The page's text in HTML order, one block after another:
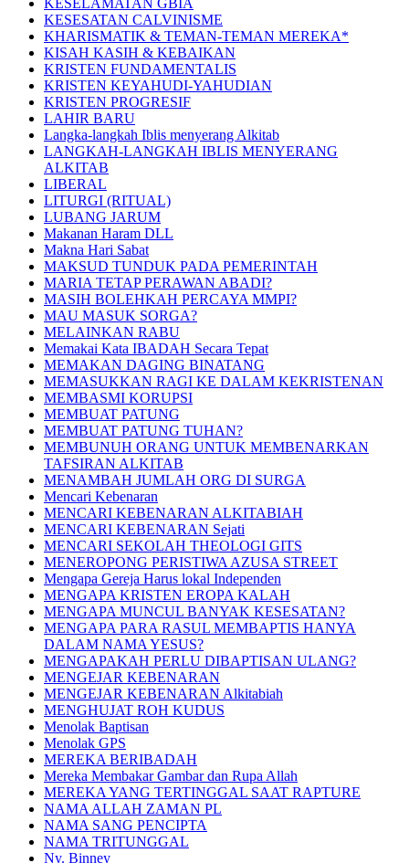
KESELAMATAN GBIA
KESESATAN CALVINISME
KHARISMATIK & TEMAN-TEMAN MEREKA*
KISAH KASIH & KEBAIKAN
KRISTEN FUNDAMENTALIS
KRISTEN KEYAHUDI-YAHUDIAN
KRISTEN PROGRESIF
LAHIR BARU
Langka-langkah Iblis menyerang Alkitab
LANGKAH-LANGKAH IBLIS MENYERANG
ALKITAB
LIBERAL
LITURGI (RITUAL)
LUBANG JARUM
Makanan Haram DLL
Makna Hari Sabat
MAKSUD TUNDUK PADA PEMERINTAH
MARIA TETAP PERAWAN ABADI?
MASIH BOLEHKAH PERCAYA MMPI?
MAU MASUK SORGA?
MELAINKAN RABU
Memakai Kata IBADAH Secara Tepat
MEMAKAN DAGING BINATANG
MEMASUKKAN RAGI KE DALAM KEKRISTENAN
MEMBASMI KORUPSI
MEMBUAT PATUNG
MEMBUAT PATUNG TUHAN?
MEMBUNUH ORANG UNTUK MEMBENARKAN
TAFSIRAN ALKITAB
MENAMBAH JUMLAH ORG DI SURGA
Mencari Kebenaran
MENCARI KEBENARAN ALKITABIAH
MENCARI KEBENARAN Sejati
MENCARI SEKOLAH THEOLOGI GITS
MENEROPONG PERISTIWA AZUSA STREET
Mengapa Gereja Harus lokal Independen
MENGAPA KRISTEN EROPA KALAH
MENGAPA MUNCUL BANYAK KESESATAN?
MENGAPA PARA RASUL MEMBAPTIS HANYA
DALAM NAMA YESUS?
MENGAPAKAH PERLU DIBAPTISAN ULANG?
MENGEJAR KEBENARAN
MENGEJAR KEBENARAN Alkitabiah
MENGHUJAT ROH KUDUS
Menolak Baptisan
Menolak GPS
MEREKA BERIBADAH
Mereka Membakar Gambar dan Rupa Allah
MEREKA YANG TERTINGGAL SAAT RAPTURE
NAMA ALLAH ZAMAN PL
NAMA SANG PENCIPTA
NAMA TRITUNGGAL
Ny. Binney